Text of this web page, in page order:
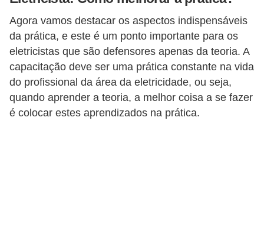
Agora vamos destacar os aspectos indispensáveis
da prática, e este é um ponto importante para os
eletricistas que são defensores apenas da teoria. A
capacitação deve ser uma prática constante na vida
do profissional da área da eletricidade, ou seja,
quando aprender a teoria, a melhor coisa a se fazer
é colocar estes aprendizados na prática.
i
c
a
e
m
v
í